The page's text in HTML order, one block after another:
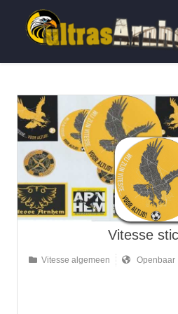
Vitesse
Vitesse algemeen Openbaar